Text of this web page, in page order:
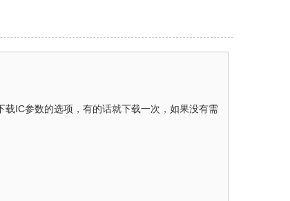
IC参数的选项，有的话就下载一次，如果没有需